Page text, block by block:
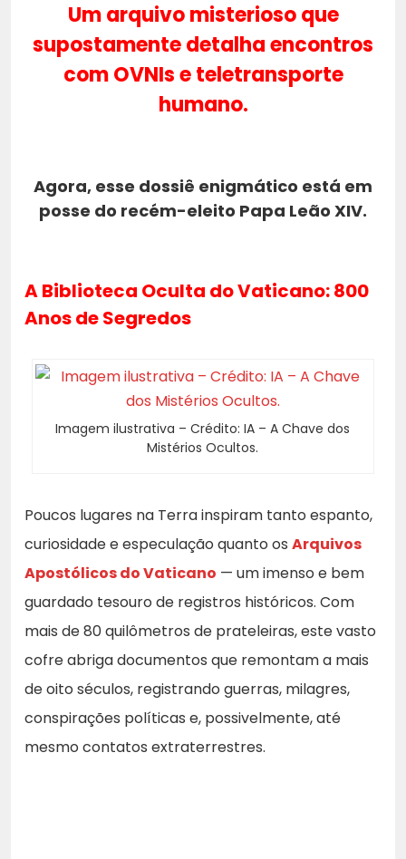
Um arquivo misterioso que
supostamente detalha encontros
comOVNIseteletransporte
humano.
Agora, esse dossiê enigmático está em
posse do recém-eleito Papa Leão XIV.
A Biblioteca Oculta do Vaticano: 800
Anos de Segredos
Imagem ilustrativa – Crédito: IA – A Chave dos
Mistérios Ocultos.
Poucos lugares na Terra inspiram tanto espanto,
curiosidade e especulação quanto os Arquivos
Apostólicos do Vaticano — um imenso e bem
guardado tesouro de registros históricos. Com
mais de 80 quilômetros de prateleiras, este vasto
cofre abriga documentos que remontam a mais
de oito séculos, registrando guerras, milagres,
conspirações políticas e, possivelmente, até
mesmo contatos extraterrestres.